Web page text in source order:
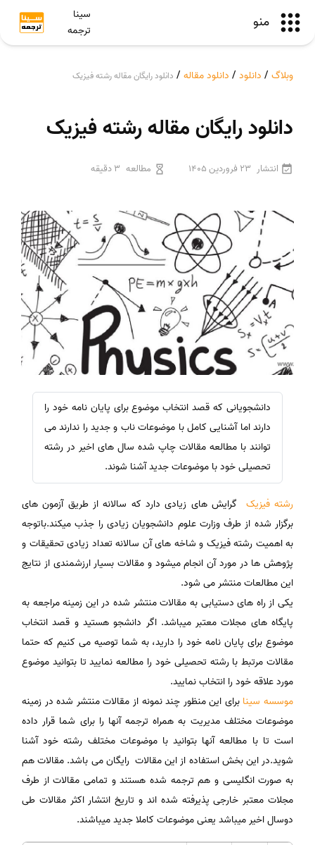
منو
سینا
ترجمه
وبلاگ / دانلود / دانلود مقاله / دانلود رایگان مقاله رشته فیزیک
دانلود رایگان مقاله رشته فیزیک
انتشار 23 فروردین 1405 مطالعه 3 دقیقه
دانشجویانی که قصد انتخاب موضوع برای پایان نامه خود را
دارند اما آشنایی کامل با موضوعات ناب و جدید را ندارند می
توانند با مطالعه مقالات چاپ شده سال های اخیر در رشته
تحصیلی خود با موضوعات جدید آشنا شوند.
رشته فیزیک
گرایش های زیادی دارد که سالانه از طریق آزمون های
برگزار شده از طرف وزارت علوم دانشجویان زیادی را جذب میکند.باتوجه
به اهمیت رشته فیزیک و شاخه های آن سالانه تعداد زیادی تحقیقات و
پژوهش ها در مورد آن انجام میشود و مقالات بسیار ارزشمندی از نتایج
این مطالعات منتشر می شود.
یکی از راه های دستیابی به مقالات منتشر شده در این زمینه مراجعه به
پایگاه های مجلات معتبر میباشد. اگر دانشجو هستید و قصد انتخاب
موضوع برای پایان نامه خود را دارید، به شما توصیه می کنیم که حتما
مقالات مرتبط با رشته تحصیلی خود را مطالعه نمایید تا بتوانید موضوع
مورد علاقه خود را انتخاب نمایید.
موسسه سینا برای این منظور چند نمونه از مقالات منتشر شده در زمینه
موضوعات مختلف مدیریت به همراه ترجمه آنها را برای شما قرار داده
است تا با مطالعه آنها بتوانید با موضوعات مختلف رشته خود آشنا
شوید.در این بخش استفاده از این مقالات رایگان می باشد. مقالات هم
به صورت انگلیسی و هم ترجمه شده هستند و تمامی مقالات از طرف
مجلات معتبر خارجی پذیرفته شده اند و تاریخ انتشار اکثر مقالات طی
دوسال اخیر میباشد یعنی موضوعات کاملا جدید میباشند.